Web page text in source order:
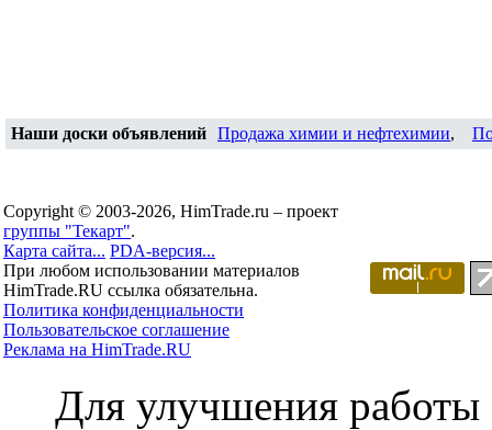
Наши доски объявлений Продажа химии и нефтехимии,
Copyright © 2003-2026, HimTrade.ru – проект
группы "Текарт".
Карта сайта... PDA-версия...
При любом использовании материалов
HimTrade.RU ссылка обязательна.
Политика конфиденциальности
Пользовательское соглашение
Реклама на HimTrade.RU
Для улучшения работы